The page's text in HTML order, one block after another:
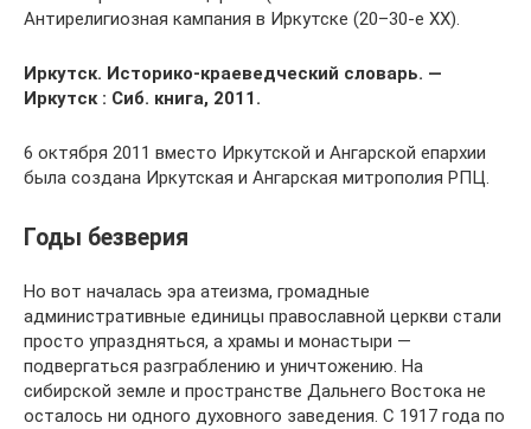
Антирелигиозная кампания в Иркутске (20–30-е XX).
Иркутск. Историко-краеведческий словарь. —
Иркутск : Сиб. книга, 2011.
6 октября 2011 вместо Иркутской и Ангарской епархии
была создана Иркутская и Ангарская митрополия РПЦ.
Годы безверия
Но вот началась эра атеизма, громадные
административные единицы православной церкви стали
просто упраздняться, а храмы и монастыри —
подвергаться разграблению и уничтожению. На
сибирской земле и пространстве Дальнего Востока не
осталось ни одного духовного заведения. С 1917 года по